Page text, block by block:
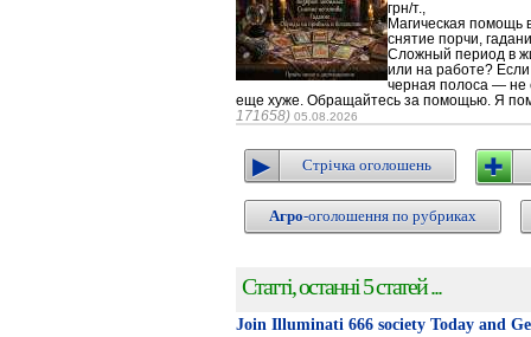
грн/т.,
Магическая помощь
снятие порчи,
Сложный период в
или на работе?
черная полоса — не
еще хуже. Обращайтесь за помощью. Я
171658) 05.08.2026
Стрічка оголошень
Агро-оголошення по рубриках
Статті, останні 5 статей ...
Join Illuminati 666 society Today and